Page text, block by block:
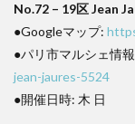
No.72 – 19区 Jean
●Googleマップ:
●パリ市マルシェ情
jean-jaures-5524
●開催日時: 木 日